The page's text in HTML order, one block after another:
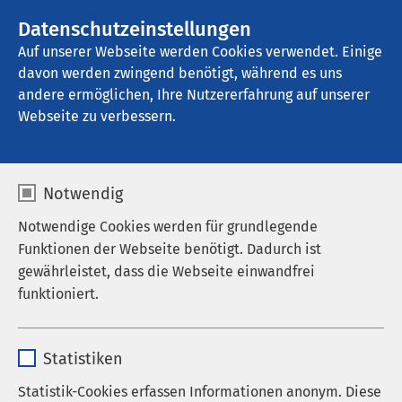
Datenschutzeinstellungen
Auf unserer Webseite werden Cookies verwendet. Einige
davon werden zwingend benötigt, während es uns
andere ermöglichen, Ihre Nutzererfahrung auf unserer
Webseite zu verbessern.
Notwendig
Notwendige Cookies werden für grundlegende
Funktionen der Webseite benötigt. Dadurch ist
gewährleistet, dass die Webseite einwandfrei
funktioniert.
Anbieter sgalinski
Statistiken
Statistik-Cookies erfassen Informationen anonym. Diese
AMEOS Klinikum Aschersleben
Zentrale Notaufnahme
Die Zentrale Notaufnahme am AMEOS Klinikum
Aschersleben ist rund um die Uhr für akute
Verschlechterungen chronischer Leiden geöffnet.
Sie ist zudem Anlaufstelle für Notärzte und
bei Bedarf die Aufnahme auf eine Fachstation.